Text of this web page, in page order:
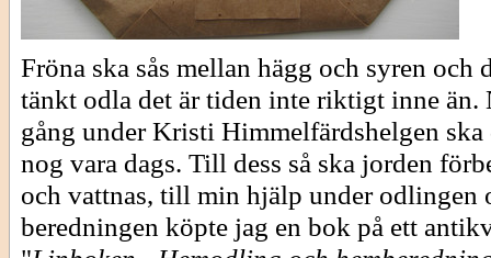
Fröna ska sås mellan hägg och syren och
tänkt odla det är tiden inte riktigt inne än.
gång under Kristi Himmelfärdshelgen ska
nog vara dags. Till dess så ska jorden
och vattnas, till min hjälp under odlingen
beredningen köpte jag en bok på ett